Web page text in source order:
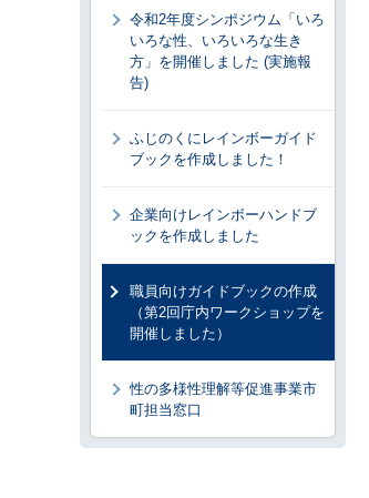
令和2年度シンポジウム「いろ
いろな性、いろいろな生き
方」を開催しました (実施報
告)
ふじのくにレインボーガイド
ブックを作成しました！
企業向けレインボーハンドブ
ックを作成しました
職員向けガイドブックの作成
（第2回庁内ワークショップを
開催しました）
性の多様性理解等促進事業市
町担当窓口